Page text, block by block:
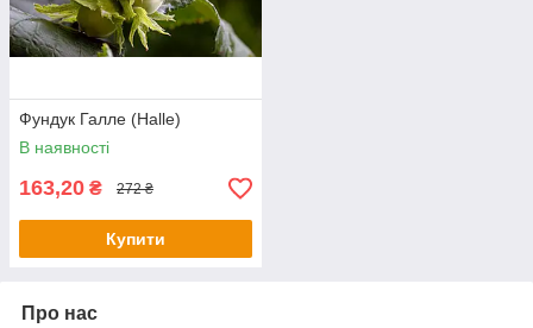
Фундук Галле (Halle)
В наявності
163,20 ₴ 272 ₴
Купити
Про нас